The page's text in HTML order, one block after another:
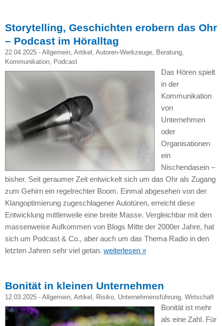
Storytelling, Geschichten erobern das Ohr
– Podcast im Höralltag
22.04.2025 - Allgemein, Artikel Autoren-Werkzeuge, Beratung,
Kommunikation, Podcast
Das Hören spielt
in der
Kommunikation
von
Unternehmen
oder
Organisationen
ein
Nischendasein –
bisher. Seit geraumer Zeit entwickelt sich um das Ohr als Zugang
zum Gehirn ein regelrechter Boom. Einmal abgesehen von der
Klangoptimierung zugeschlagener Autotüren, erreicht diese
Entwicklung mittlerweile eine breite Masse. Vergleichbar mit den
massenweise Aufkommen von Blogs Mitte der 2000er Jahre, hat
sich um Podcast & Co., aber auch um das Thema Radio in den
letzten Jahren sehr viel getan. weiterlesen »
Bonität in kleinen Unternehmen
12.03.2025 - Allgemein, Artikel Risiko, Unternehmensführung, Wirtschaft
Bonität ist mehr
als eine Zahl. Für